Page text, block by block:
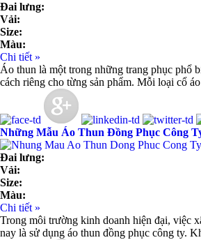
Đai lưng:
Vải:
Size:
Màu:
Chi tiết »
Áo thun là một trong những trang phục phổ
cách riêng cho từng sản phẩm. Mỗi loại cổ
Những Mẫu Áo Thun Đồng Phục Công
Đai lưng:
Vải:
Size:
Màu:
Chi tiết »
Trong môi trường kinh doanh hiện đại, việc
nay là sử dụng áo thun đồng phục công ty.